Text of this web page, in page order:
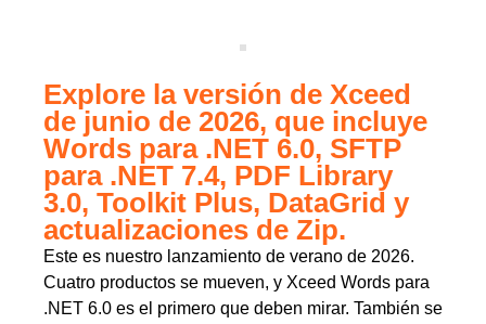
Explore la versión de Xceed
de junio de 2026, que incluye
Words para .NET 6.0, SFTP
para .NET 7.4, PDF Library
3.0, Toolkit Plus, DataGrid y
actualizaciones de Zip.
Este es nuestro lanzamiento de verano de 2026.
Cuatro productos se mueven, y Xceed Words para
.NET 6.0 es el primero que deben mirar. También se